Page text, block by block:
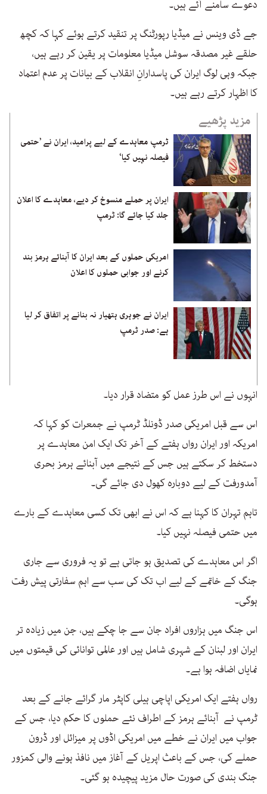
دعوے سامنے آئے ہیں۔
جے ڈی وینس نے میڈیا رپورٹنگ پر تنقید کرتے ہوئے کہا کہ کچھ
حلقے غیر مصدقہ سوشل میڈیا معلومات پر یقین کر رہے ہیں،
جبکہ وہی لوگ ایران کی پاسدارانِ انقلاب کے بیانات پر عدم اعتماد
کا اظہار کرتے رہے ہیں۔
مزید پڑھیے
ٹرمپ معاہدے کے لیے پرامید، ایران نے ’حتمی
فیصلہ نہیں کیا‘
ایران پر حملے منسوخ کر دیے، معاہدے کا اعلان
جلد کیا جائے گا: ٹرمپ
امریکی حملوں کے بعد ایران کا آبنائے ہرمز بند
کرنے اور جوابی حملوں کا اعلان
ایران نے جوہری ہتھیار نہ بنانے پر اتفاق کر لیا
ہے: صدر ٹرمپ
انہوں نے اس طرز عمل کو متضاد قرار دیا۔
اس سے قبل امریکی صدر ڈونلڈ ٹرمپ نے جمعرات کو کہا کہ
امریکہ اور ایران رواں ہفتے کے آخر تک ایک امن معاہدے پر
دستخط کر سکتے ہیں جس کے نتیجے میں آبنائے ہرمز بحری
آمدورفت کے لیے دوبارہ کھول دی جائے گی۔
تاہم تہران کا کہنا ہے کہ اس نے ابھی تک کسی معاہدے کے بارے
میں حتمی فیصلہ نہیں کیا۔
اگر اس معاہدے کی تصدیق ہو جاتی ہے تو یہ فروری سے جاری
جنگ کے خاتمے کے لیے اب تک کی سب سے اہم سفارتی پیش رفت
ہوگی۔
اس جنگ میں ہزاروں افراد جان سے جا چکے ہیں، جن میں زیادہ تر
ایران اور لبنان کے شہری شامل ہیں اور عالمی توانائی کی قیمتوں میں
نمایاں اضافہ ہوا ہے۔
رواں ہفتے ایک امریکی اپاچی ہیلی کاپٹر مار گرائے جانے کے بعد
ٹرمپ نے آبنائے ہرمز کے اطراف نئے حملوں کا حکم دیا، جس کے
جواب میں ایران نے خطے میں امریکی اڈوں پر میزائل اور ڈرون
حملے کی، جس کے باعث اپریل کے آغاز میں نافذ ہونے والی کمزور
جنگ بندی کی صورت حال مزید پیچیدہ ہو گئی۔